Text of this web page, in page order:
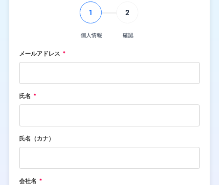
1
個人情報
2
確認
メールアドレス
氏名
氏名（カナ）
会社名